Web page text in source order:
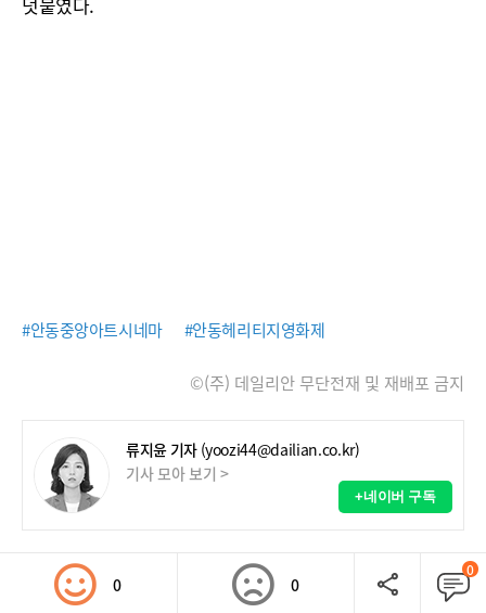
#안동중앙아트시네마 #안동헤리티지영화제
©(주) 데일리안 무단전재 및 재배포 금지
류지윤 기자 (yoozi44@dailian.co.kr)
기사 모아 보기 >
+네이버 구독
0 0
0